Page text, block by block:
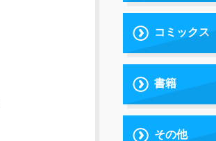
コミックス
書籍
その他